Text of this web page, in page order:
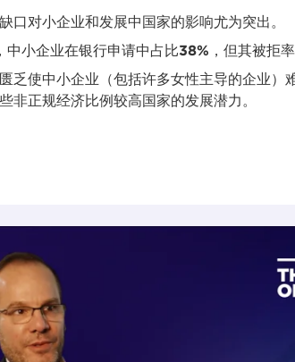
口对小企业和发展中国家的影响尤为突出。
小企业在银行申请中占比38% ，但其被拒
乏使中小企业（包括许多女性主导的企业）
非正规经济比例较高国家的发展潜力。